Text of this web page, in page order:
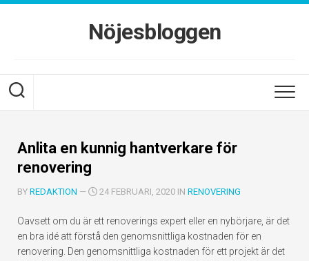
Skip
Nöjesbloggen
Anlita en kunnig hantverkare för
renovering
BY REDAKTION — 24 FEBRUARI, 2020 IN RENOVERING
Oavsett om du är ett renoverings expert eller en nybörjare, är det
en bra idé att förstå den genomsnittliga kostnaden för en
renovering. Den genomsnittliga kostnaden för ett projekt är det